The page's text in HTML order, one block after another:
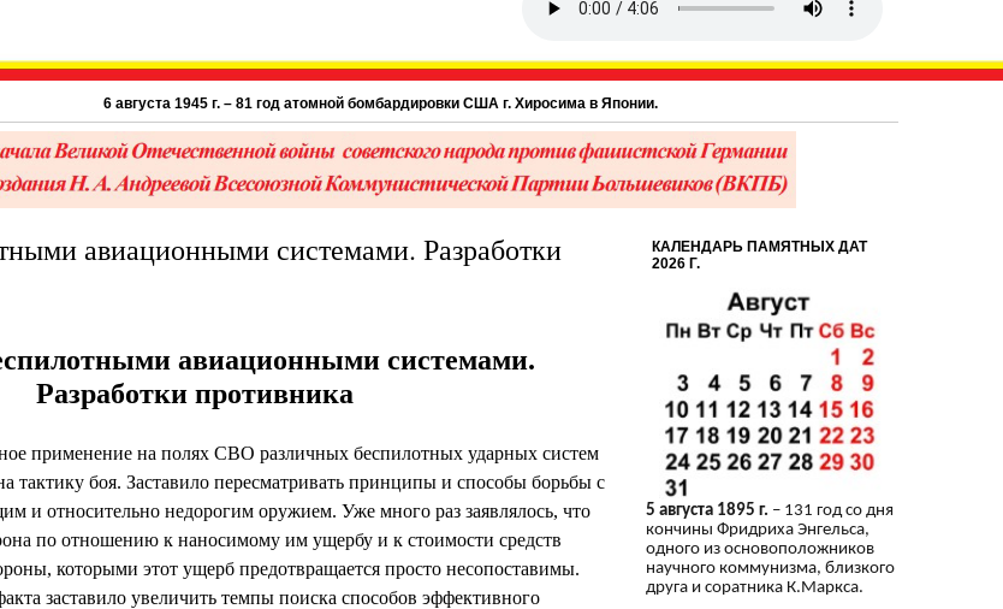
1945 г. – 81 год атомной бомбардировки США г. Хиросима в Японии.
авиационными системами. Разработки
авиационными системами.
Разработки противника
применение на полях СВО различных беспилотных ударных систем
тактику боя. Заставило пересматривать принципы и способы борьбы с
и относительно недорогим оружием. Уже много раз заявлялось, что
по отношению к наносимому им ущербу и к стоимости средств
которыми этот ущерб предотвращается просто несопоставимы.
заставило увеличить темпы поиска способов эффективного
КАЛЕНДАРЬ ПАМЯТНЫХ ДАТ
2026 Г.
5 августа 1895 г. – 131 год со дня
кончины Фридриха Энгельса,
одного из основоположников
научного коммунизма, близкого
друга и соратника К.Маркса.